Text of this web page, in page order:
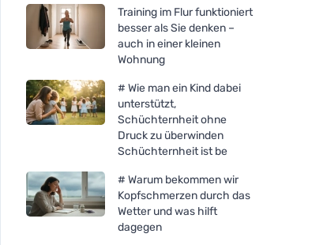
Training im Flur funktioniert
besser als Sie denken –
auch in einer kleinen
Wohnung
# Wie man ein Kind dabei
unterstützt,
Schüchternheit ohne
Druck zu überwinden
Schüchternheit ist be
# Warum bekommen wir
Kopfschmerzen durch das
Wetter und was hilft
dagegen